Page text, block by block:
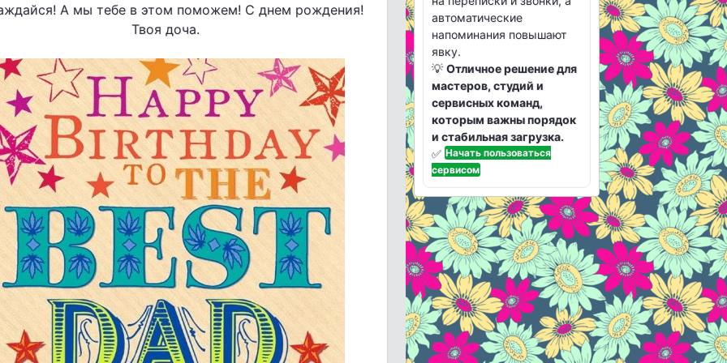
А мы тебе в этом поможем! С днем рождения!
Твоя доча.
автоматические
напоминания повышают
явку.
💡Отличное решение для
мастеров, студий и
сервисных команд,
которым важны порядок
и стабильная загрузка.
✅ Начать пользоваться
сервисом